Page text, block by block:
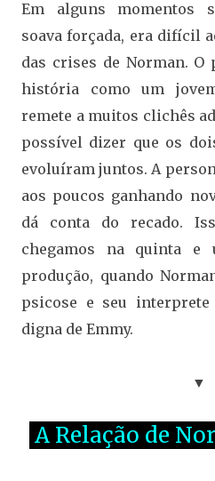
Em alguns momentos
soava forçada, era difícil
das crises de Norman. O
história como um
remete a muitos clichês
possível dizer que os
evoluíram juntos. A
aos poucos ganhando
dá conta do recado.
chegamos na quinta e
produção, quando
psicose e seu interprete
digna de Emmy.
▼
A Relação de